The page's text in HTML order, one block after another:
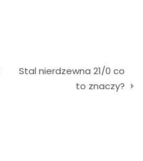
Stal nierdzewna 21/0 co
to znaczy?